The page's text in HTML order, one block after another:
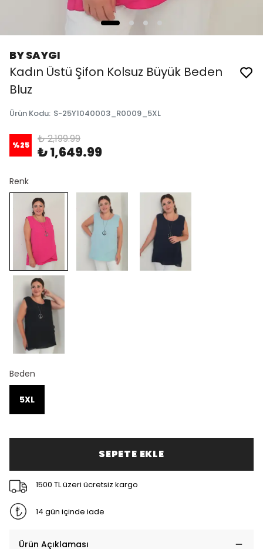
BY SAYGI
Kadın Üstü Şifon Kolsuz Büyük Beden
Bluz
Ürün Kodu: S-25Y1040003_R0009_5XL
%25 ₺ 2,199.99
₺ 1,649.99
Renk
Beden
5XL
SEPETE EKLE
1500 TL üzeri ücretsiz kargo
14 gün içinde iade
Ürün Açıklaması